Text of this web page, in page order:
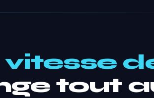
vitesse
tout